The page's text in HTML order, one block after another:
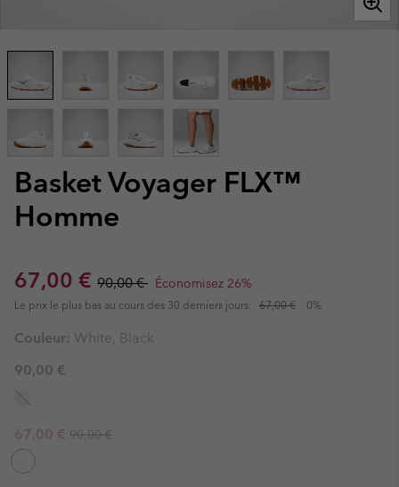
Basket Voyager FLX™
Homme
Sale price:
67,00 € Regular price:
90,00 € Économisez 26%
Le prix le plus bas au cours des 30 derniers jours: 67,00 € 0%
Couleur: White, Black
90,00 €
Sale price:
67,00 € Regular price:
90,00 €